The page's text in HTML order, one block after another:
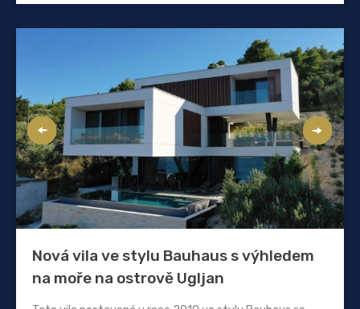
Nová vila ve stylu Bauhaus s výhledem
na moře na ostrově Ugljan